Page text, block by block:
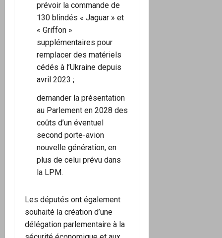
prévoir la commande de
130 blindés « Jaguar » et
« Griffon »
supplémentaires pour
remplacer des matériels
cédés à l’Ukraine depuis
avril 2023 ;
demander la présentation
au Parlement en 2028 des
coûts d’un éventuel
second porte-avion
nouvelle génération, en
plus de celui prévu dans
la LPM.
Les députés ont également
souhaité la création d’une
délégation parlementaire à la